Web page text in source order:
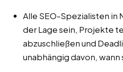
Alle SEO-Spezialisten in
der Lage sein, Projekte
abzuschließen und
unabhängig davon, wann